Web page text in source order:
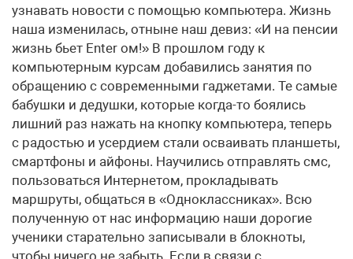
узнавать новости с помощью компьютера. Жизнь
наша изменилась, отныне наш девиз: «И на пенсии
жизнь бьет Enter ом!» В прошлом году к
компьютерным курсам добавились занятия по
обращению с современными гаджетами. Те самые
бабушки и дедушки, которые когда-то боялись
лишний раз нажать на кнопку компьютера, теперь
с радостью и усердием стали осваивать планшеты,
смартфоны и айфоны. Научились отправлять смс,
пользоваться Интернетом, прокладывать
маршруты, общаться в «Одноклассниках». Всю
полученную от нас информацию наши дорогие
ученики старательно записывали в блокноты,
чтобы ничего не забыть. Если в связи с